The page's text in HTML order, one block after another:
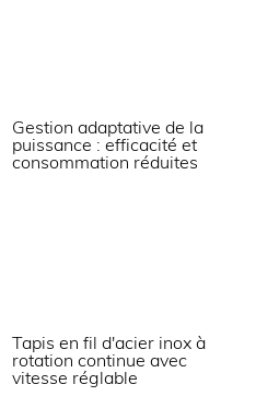
Gestion adaptative de la
puissance : efficacité et
consommation réduites
Tapis en fil d'acier inox à
rotation continue avec
vitesse réglable